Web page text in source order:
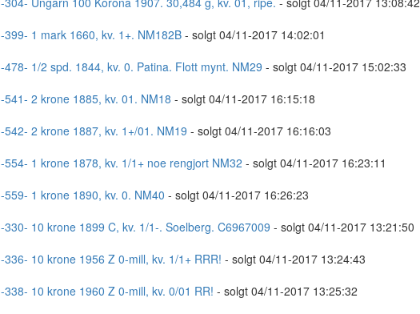
-399- 1 mark 1660, kv. 1+. NM182B- solgt 04/11-2017 14:02:01
-478- 1/2 spd. 1844, kv. 0. Patina. Flott mynt. NM29 - solgt 04/11-2017 15:02:33
-541- 2 krone 1885, kv. 01. NM18 - solgt 04/11-2017 16:15:18
-542- 2 krone 1887, kv. 1+/01. NM19 - solgt 04/11-2017 16:16:03
-554- 1 krone 1878, kv. 1/1+ noe rengjort NM32 - solgt 04/11-2017 16:23:11
-559- 1 krone 1890, kv. 0. NM40 - solgt 04/11-2017 16:26:23
-330- 10 krone 1899 C, kv. 1/1-. Soelberg. C6967009 - solgt 04/11-2017 13:21:50
-336- 10 krone 1956 Z 0-mill, kv. 1/1+ RRR! - solgt 04/11-2017 13:24:43
-338- 10 krone 1960 Z 0-mill, kv. 0/01 RR! - solgt 04/11-2017 13:25:32